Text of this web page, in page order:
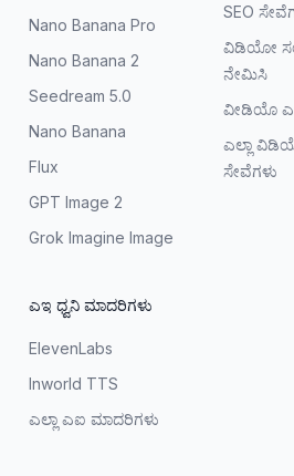
Nano Banana Pro
Nano Banana 2
Seedream 5.0
Nano Banana
Flux
GPT Image 2
Grok Imagine Image
ಎಇ ಧ್ವನಿ ಮಾದರಿಗಳು
ElevenLabs
Inworld TTS
ಎಲ್ಲಾ ಎಐ ಮಾದರಿಗಳು
SEO
ವಿಡಿಯೋ
ನೇಮಿಸಿ
ವೀಡಿಯೊ
ಎಲ್ಲಾ
ಸೇವೆಗಳು